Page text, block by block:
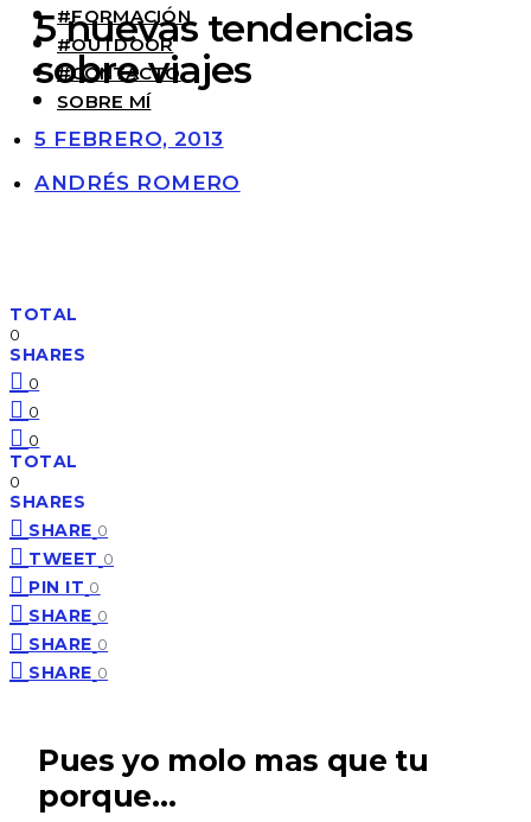
#FORMACIÓN
#OUTDOOR
#CONTACTO
SOBRE MÍ
5 nuevas tendencias
sobre viajes
5 FEBRERO, 2013
ANDRÉS ROMERO
TOTAL
0
SHARES
0
0
0
TOTAL
0
SHARES
SHARE 0
TWEET 0
PIN IT 0
SHARE 0
SHARE 0
SHARE 0
Pues yo molo mas que tu
porque…